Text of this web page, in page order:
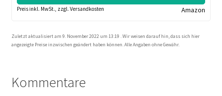
Preis inkl. MwSt., zzgl. Versandkosten Amazon
Zuletzt aktualisiert am 9. November 2022 um 13:19 . Wir weisen darauf hin, dass sich hier
angezeigte Preise inzwischen geändert haben können. Alle Angaben ohne Gewähr.
Kommentare